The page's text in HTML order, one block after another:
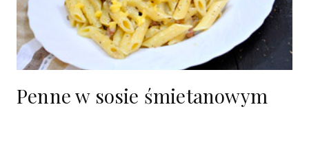
Penne w sosie śmietanowym